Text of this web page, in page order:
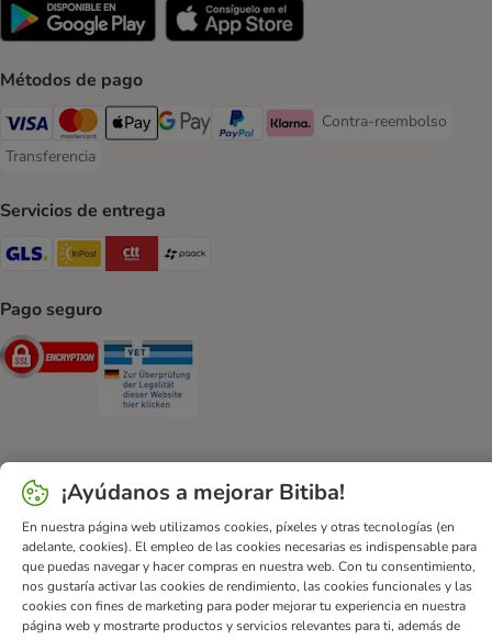
Métodos de pago
Visa Payment Method
Mastercard Payment Method
Apple Pay Payment Method
Google Pay Payment Method
PayPal Payment Method
Klarna Payment Method
Contra-reembolso
Contra-reembolso
Transferencia
Transferencia Payment Method
Servicios de entrega
GLS Shipping Method
InPost Shipping Method
CTTExpress Shipping Method
Pago seguro
Security
Ayuda Contacto Impreso DSA
Protección de datos
Condiciones comerciales generales
Declaración de accesibilidad
Newsletter
Gastos de envío y plazos de entrega
Formas de pago
Formulario de desistimiento
Programa de fidelización
App bitiba
Programa de afiliados
¡Ayúdanos a mejorar Bitiba!
En nuestra página web utilizamos cookies, píxeles y otras tecnologías (en
adelante, cookies). El empleo de las cookies necesarias es indispensable para
que puedas navegar y hacer compras en nuestra web. Con tu consentimiento,
nos gustaría activar las cookies de rendimiento, las cookies funcionales y las
cookies con fines de marketing para poder mejorar tu experiencia en nuestra
página web y mostrarte productos y servicios relevantes para ti, además de